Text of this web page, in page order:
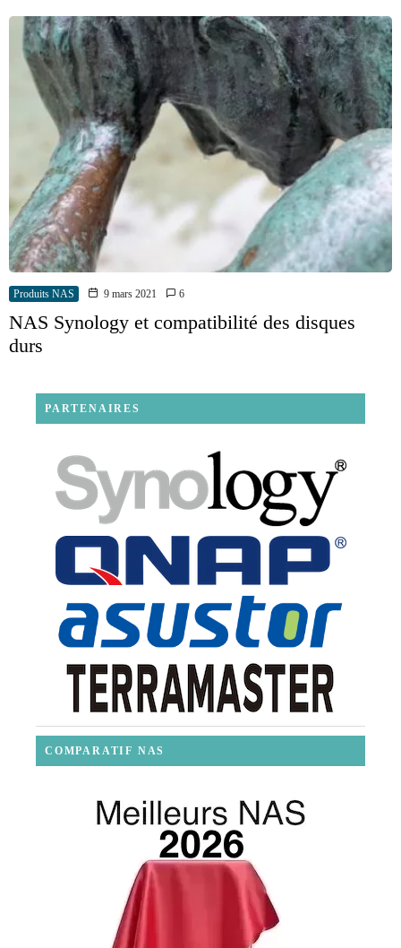
Produits NAS 9 mars 2021 6
NAS Synology et compatibilité des disques
durs
PARTENAIRES
COMPARATIF NAS